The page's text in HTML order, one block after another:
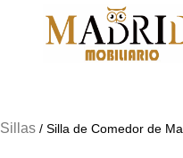
Sillas/ Silla de Comedor de